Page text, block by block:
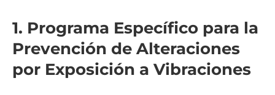
1. Programa Específico para la
Prevención de Alteraciones
por Exposición a Vibraciones